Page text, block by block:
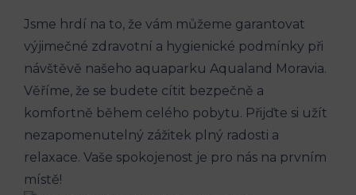
Jsme hrdí na to, že vám můžeme garantovat
výjimečné zdravotní a hygienické podmínky při
návštěvě našeho aquaparku Aqualand Moravia.
Věříme, že se budete cítit bezpečně a
komfortně během celého pobytu. Přijďte si užít
nezapomenutelný zážitek plný radosti a
relaxace. Vaše spokojenost je pro nás na prvním
místě!